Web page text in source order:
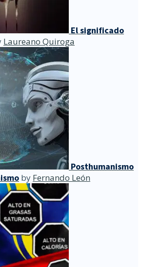
El significado
Laureano Quiroga
Posthumanismo
by Fernando León